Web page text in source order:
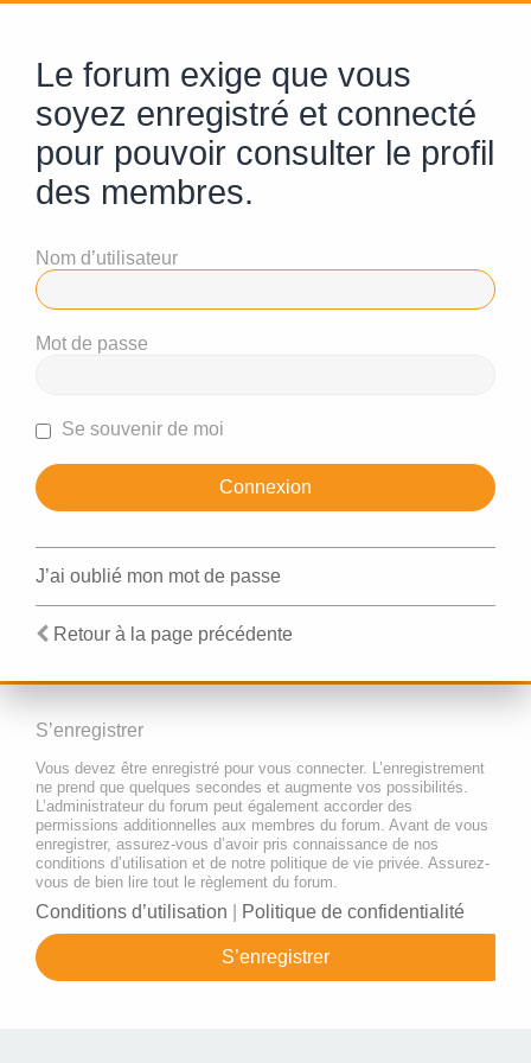
Le forum exige que vous
soyez enregistré et connecté
pour pouvoir consulter le profil
des membres.
Nom d’utilisateur
Mot de passe
Se souvenir de moi
J’ai oublié mon mot de passe
Retour à la page précédente
S’enregistrer
Vous devez être enregistré pour vous connecter. L’enregistrement
ne prend que quelques secondes et augmente vos possibilités.
L’administrateur du forum peut également accorder des
permissions additionnelles aux membres du forum. Avant de vous
enregistrer, assurez-vous d’avoir pris connaissance de nos
conditions d’utilisation et de notre politique de vie privée. Assurez-
vous de bien lire tout le règlement du forum.
Conditions d’utilisation Politique de confidentialité
S’enregistrer